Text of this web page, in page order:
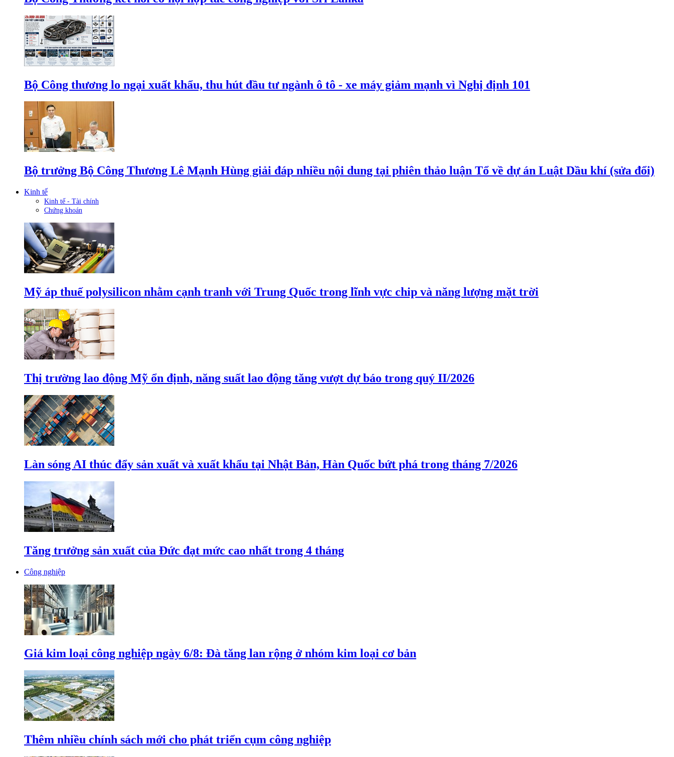
Bộ Công thương lo ngại xuất khẩu, thu hút đầu tư ngành ô tô - xe máy giảm mạnh vì Nghị định 101
Bộ trưởng Bộ Công Thương Lê Mạnh Hùng giải đáp nhiều nội dung tại phiên thảo luận Tổ về dự án Luật Dầu khí (sửa đổi)
Kinh tế
Kinh tế - Tài chính
Chứng khoán
Mỹ áp thuế polysilicon nhằm cạnh tranh với Trung Quốc trong lĩnh vực chip và năng lượng mặt trời
Thị trường lao động Mỹ ổn định, năng suất lao động tăng vượt dự báo trong quý II/2026
Làn sóng AI thúc đẩy sản xuất và xuất khẩu tại Nhật Bản, Hàn Quốc bứt phá trong tháng 7/2026
Tăng trưởng sản xuất của Đức đạt mức cao nhất trong 4 tháng
Công nghiệp
Giá kim loại công nghiệp ngày 6/8: Đà tăng lan rộng ở nhóm kim loại cơ bản
Thêm nhiều chính sách mới cho phát triển cụm công nghiệp